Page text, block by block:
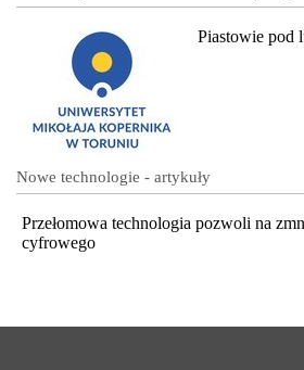
Piastowie pod
Nowe technologie - artykuły
Przełomowa technologia pozwoli na
cyfrowego